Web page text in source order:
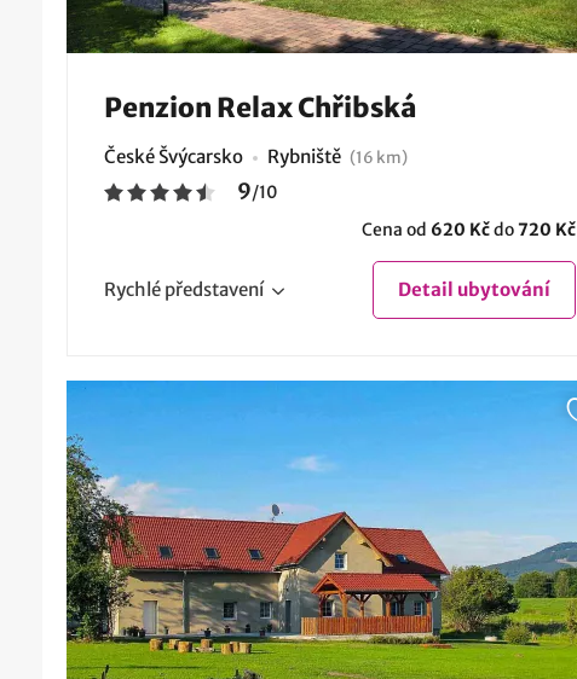
Penzion Relax Chřibská
České Švýcarsko Rybniště (16 km)
9/10
Cena od 620 Kčdo720 Kč
Rychlé představení Detail ubytování